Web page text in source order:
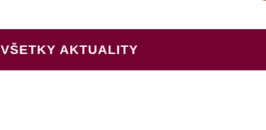
VŠETKY AKTUALITY